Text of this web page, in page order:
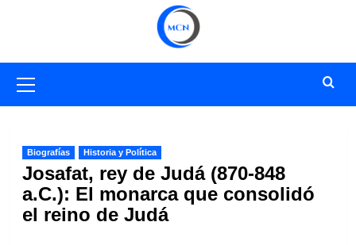
primario
Biografías Historia y Política
Josafat, rey de Judá (870-848
a.C.): El monarca que consolidó
el reino de Judá